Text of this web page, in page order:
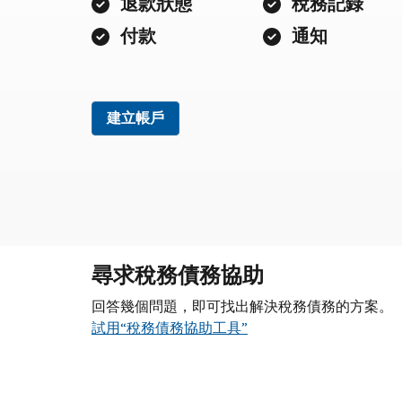
付款
通知
建立帳戶
尋求稅務債務協助
回答幾個問題，即可找出解決稅務債務的方案。
試用“稅務債務協助工具”